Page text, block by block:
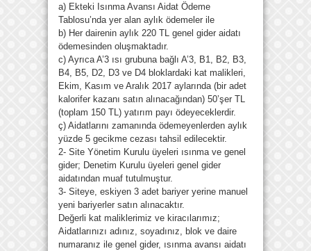
a) Ekteki Isınma Avansı Aidat Ödeme
Tablosu’nda yer alan aylık ödemeler ile
b) Her dairenin aylık 220 TL genel gider aidatı
ödemesinden oluşmaktadır.
c) Ayrıca A’3 ısı grubuna bağlı A’3, B1, B2, B3,
B4, B5, D2, D3 ve D4 bloklardaki kat malikleri,
Ekim, Kasım ve Aralık 2017 aylarında (bir adet
kalorifer kazanı satın alınacağından) 50’şer TL
(toplam 150 TL) yatırım payı ödeyeceklerdir.
ç) Aidatlarını zamanında ödemeyenlerden aylık
yüzde 5 gecikme cezası tahsil edilecektir.
2- Site Yönetim Kurulu üyeleri ısınma ve genel
gider; Denetim Kurulu üyeleri genel gider
aidatından muaf tutulmuştur.
3- Siteye, eskiyen 3 adet bariyer yerine manuel
yeni bariyerler satın alınacaktır.
Değerli kat maliklerimiz ve kiracılarımız;
Aidatlarınızı adınız, soyadınız, blok ve daire
numaranız ile genel gider, ısınma avansı aidatı